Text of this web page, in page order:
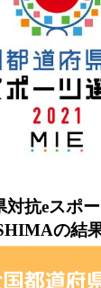
抗eスポ
の結